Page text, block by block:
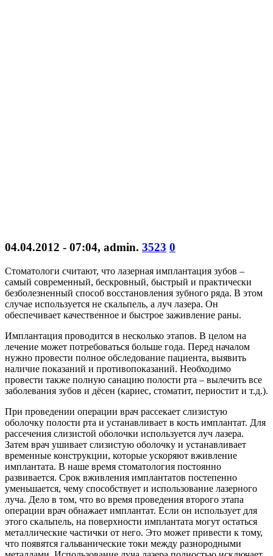
04.04.2012 - 07:04, admin. 3523 0
Стоматологи считают, что лазерная имплантация зубов –
самый современный, бескровный, быстрый и практически
безболезненный способ восстановления зубного ряда. В этом
случае используется не скальпель, а луч лазера. Он
обеспечивает качественное и быстрое заживление раны.
Имплантация проводится в несколько этапов. В целом на
лечение может потребоваться больше года. Перед началом
нужно провести полное обследование пациента, выявить
наличие показаний и противопоказаний. Необходимо
провести также полную санацию полости рта – вылечить все
заболевания зубов и дёсен (кариес, стоматит, периостит и т.д.).
При проведении операции врач рассекает слизистую
оболочку полости рта и устанавливает в кость имплантат. Для
рассечения слизистой оболочки используется луч лазера.
Затем врач ушивает слизистую оболочку и устанавливает
временные конструкции, которые ускоряют вживление
имплантата. В наше время стоматология постоянно
развивается. Срок вживления имплантатов постепенно
уменьшается, чему способствует и использование лазерного
луча. Дело в том, что во время проведения второго этапа
операции врач обнажает имплантат. Если он использует для
этого скальпель, на поверхности имплантата могут остаться
металлические частички от него. Это может привести к тому,
что появятся гальванические токи между разнородными